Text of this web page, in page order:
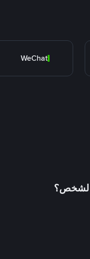
WeChat
لشخص؟